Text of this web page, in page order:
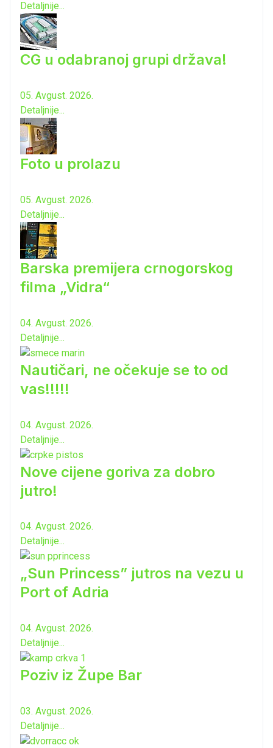
Detaljnije...
CG u odabranoj grupi država!
05. Avgust. 2026.
Detaljnije...
Foto u prolazu
05. Avgust. 2026.
Detaljnije...
Barska premijera crnogorskog
filma „Vidra“
04. Avgust. 2026.
Detaljnije...
Nautičari, ne očekuje se to od
vas!!!!!
04. Avgust. 2026.
Detaljnije...
Nove cijene goriva za dobro
jutro!
04. Avgust. 2026.
Detaljnije...
„Sun Princess” jutros na vezu u
Port of Adria
04. Avgust. 2026.
Detaljnije...
Poziv iz Župe Bar
03. Avgust. 2026.
Detaljnije...